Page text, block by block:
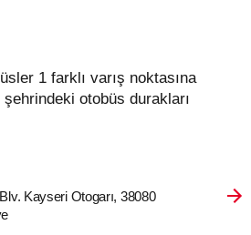
otobüs durakları
Kayseri Otogarı, 38080